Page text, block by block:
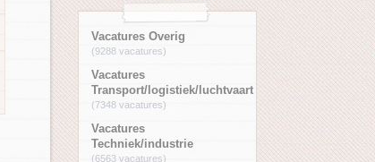
Vacatures Overig
(9288 vacatures)
Vacatures
Transport/logistiek/luchtvaart
(7348 vacatures)
Vacatures
Techniek/industrie
(6563 vacatures)